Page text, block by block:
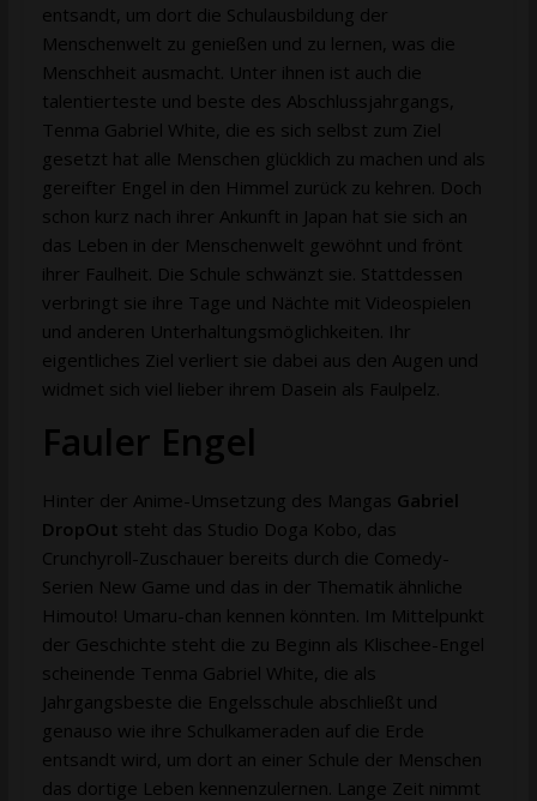
entsandt, um dort die Schulausbildung der
Menschenwelt zu genießen und zu lernen, was die
Menschheit ausmacht. Unter ihnen ist auch die
talentierteste und beste des Abschlussjahrgangs,
Tenma Gabriel White, die es sich selbst zum Ziel
gesetzt hat alle Menschen glücklich zu machen und als
gereifter Engel in den Himmel zurück zu kehren. Doch
schon kurz nach ihrer Ankunft in Japan hat sie sich an
das Leben in der Menschenwelt gewöhnt und frönt
ihrer Faulheit. Die Schule schwänzt sie. Stattdessen
verbringt sie ihre Tage und Nächte mit Videospielen
und anderen Unterhaltungsmöglichkeiten. Ihr
eigentliches Ziel verliert sie dabei aus den Augen und
widmet sich viel lieber ihrem Dasein als Faulpelz.
Fauler Engel
Hinter der Anime-Umsetzung des Mangas Gabriel
DropOut steht das Studio Doga Kobo, das
Crunchyroll-Zuschauer bereits durch die Comedy-
Serien New Game und das in der Thematik ähnliche
Himouto! Umaru-chan kennen könnten. Im Mittelpunkt
der Geschichte steht die zu Beginn als Klischee-Engel
scheinende Tenma Gabriel White, die als
Jahrgangsbeste die Engelsschule abschließt und
genauso wie ihre Schulkameraden auf die Erde
entsandt wird, um dort an einer Schule der Menschen
das dortige Leben kennenzulernen. Lange Zeit nimmt